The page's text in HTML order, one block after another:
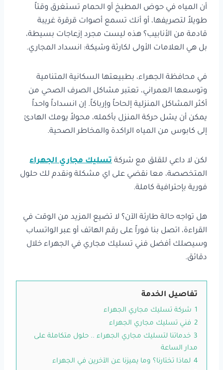
أن المياه في حوض المطبخ أو الحمام تستغرق وقتاً
طويلاً لتصريفها، أو أنك تسمع أصوات قرقرة غريبة
قادمة من الأنابيب؟ هذه ليست مجرد إزعاجات بسيطة،
بل هي العلامات الأولى لكارثة وشيكة: انسداد المجاري.
في محافظة الجهراء، بطبيعتها السكانية المتنامية
وتوسعها العمراني، تعتبر مشاكل الصرف الصحي من
أكثر المشاكل المنزلية إلحاحاً وإرباكاً. إن انسداداً واحداً
يمكن أن يشل حركة المنزل بأكمله، محولاً يومك الهادئ
إلى كابوس من المياه الراكدة والمخاطر الصحية.
لكن لا داعي للقلق مع شركة تسليك مجاري الجهراء
المتخصصة، معا نقضي على اي مشكلة ونقدم لك حلول
فورية بإحترافية كاملة.
هل تواجه حالة طارئة الآن؟ لا تضيع المزيد من الوقت في
القراءة، اتصل بنا فوراً على رقم الهاتف أو عبر الواتساب
وسيصلك أفضل فني تسليك مجاري في الجهراء خلال
دقائق.
تفاصيل الخدمة
1 شركة تسليك مجاري الجهراء
2 فني تسليك مجاري الجهراء
3 خدماتنا لتسليك مجاري الجهراء .. حلول متكاملة على
مدار الساعة
4 لماذا تختارنا؟ وما يميزنا عن الآخرين في الجهراء